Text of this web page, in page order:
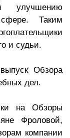
и улучшению
Таким
и судьи.
Обзора
дел.
на Обзоры
Фроловой,
компании